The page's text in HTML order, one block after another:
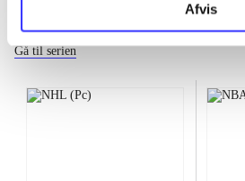
Afvis
Gå til serien